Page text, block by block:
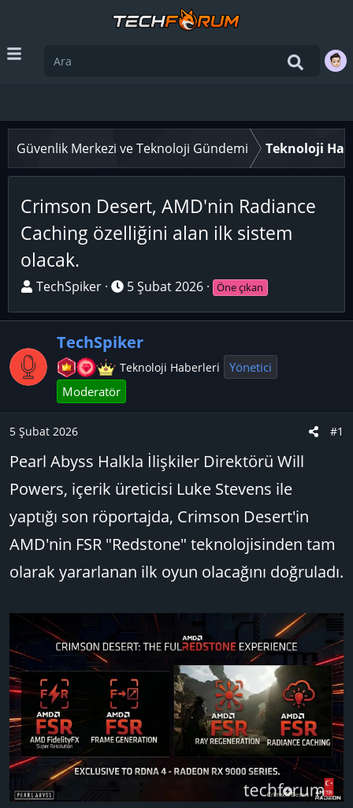
Güvenlik Merkezi ve Teknoloji Gündemi Teknoloji
Crimson Desert, AMD'nin Radiance
Caching özelliğini alan ilk sistem
olacak.
K
n
u
a
ş
l
t
a
TechSpiker
B
ş
l
a
ı
t
r
i
i
5 Şubat 2026 Öne çıkan
TechSpiker
Teknoloji Haberleri
Yönetici
Moderatör
5 Şubat 2026 #1
Pearl Abyss Halkla İlişkiler Direktörü Will
Powers, içerik üreticisi Luke Stevens ile
yaptığı son röportajda, Crimson Desert'in
AMD'nin FSR "Redstone" teknolojisinden tam
olarak yararlanan ilk oyun olacağını doğruladı.